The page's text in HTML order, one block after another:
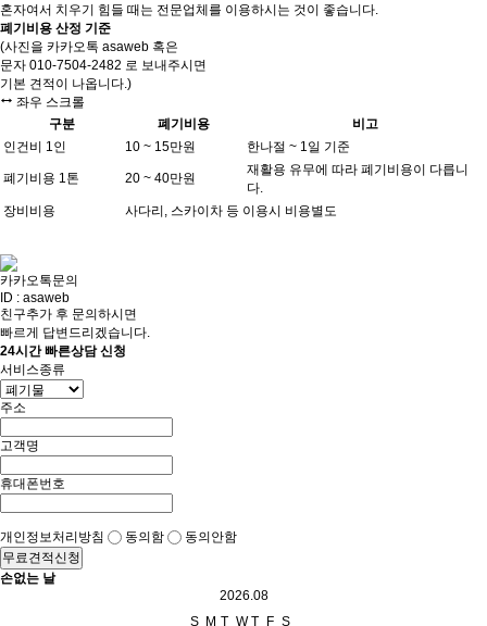
혼자여서 치우기 힘들 때는 전문업체를 이용하시는 것이 좋습니다.
폐기비용 산정 기준
(사진을 카카오톡 asaweb 혹은
문자 010-7504-2482 로 보내주시면
기본 견적이 나옵니다.)
좌우 스크롤
구분
폐기비용
비고
인건비 1인
10 ~ 15만원 한나절 ~ 1일 기준
폐기비용 1톤 20 ~ 40만원
재활용 유무에 따라 폐기비용이 다릅니
다.
장비비용
사다리, 스카이차 등 이용시 비용별도
카카오톡문의
ID : asaweb
친구추가 후 문의하시면
빠르게 답변드리겠습니다.
24시간 빠른상담 신청
서비스종류
주소
고객명
휴대폰번호
개인정보처리방침 동의함
동의안함
무료견적신청
손없는 날
2026.08
S M T W T F S